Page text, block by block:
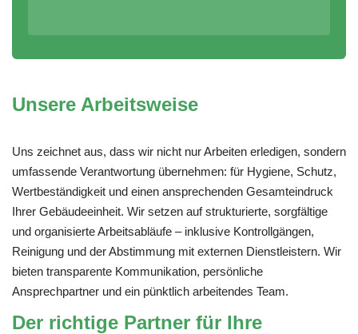
Unsere Arbeitsweise
Uns zeichnet aus, dass wir nicht nur Arbeiten erledigen, sondern
umfassende Verantwortung übernehmen: für Hygiene, Schutz,
Wertbeständigkeit und einen ansprechenden Gesamteindruck
Ihrer Gebäudeeinheit. Wir setzen auf strukturierte, sorgfältige
und organisierte Arbeitsabläufe – inklusive Kontrollgängen,
Reinigung und der Abstimmung mit externen Dienstleistern. Wir
bieten transparente Kommunikation, persönliche
Ansprechpartner und ein pünktlich arbeitendes Team.
Der richtige Partner für Ihre